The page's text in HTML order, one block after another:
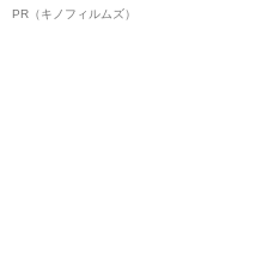
ボ》
PR（キノフィルムズ）